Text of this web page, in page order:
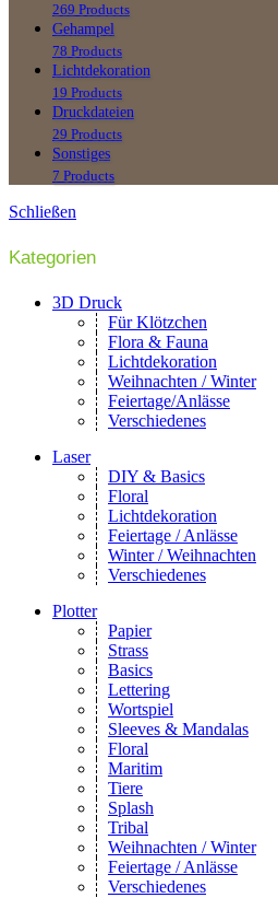
269 Products
Gehampel
78 Products
Lichtdekoration
19 Products
Druckdateien
29 Products
Sonstiges
7 Products
Schließen
Kategorien
3D Druck
Für Klötzchen
Flora & Fauna
Lichtdekoration
Weihnachten / Winter
Feiertage/Anlässe
Verschiedenes
Laser
DIY & Basics
Floral
Lichtdekoration
Feiertage / Anlässe
Winter / Weihnachten
Verschiedenes
Plotter
Papier
Strass
Basics
Lettering
Wortspiel
Sleeves & Mandalas
Floral
Maritim
Tiere
Splash
Tribal
Weihnachten / Winter
Feiertage / Anlässe
Verschiedenes